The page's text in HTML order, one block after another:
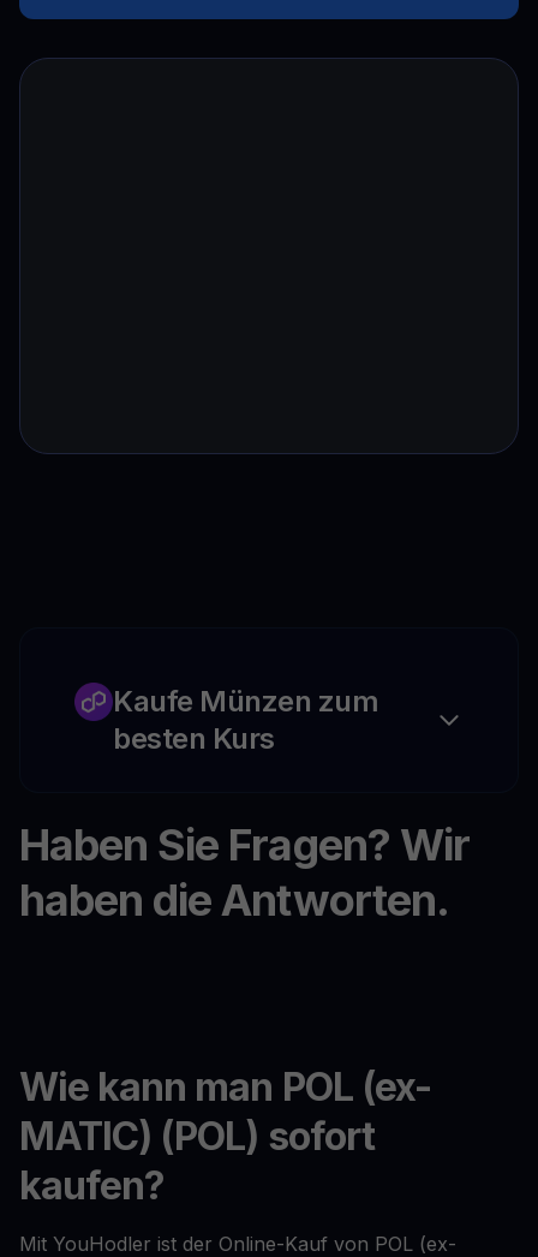
Kaufe Münzen zum
besten Kurs
Haben Sie Fragen? Wir
haben die Antworten.
Wie kann man POL (ex-
MATIC) (POL) sofort
kaufen?
Mit YouHodler ist der Online-Kauf von POL (ex-